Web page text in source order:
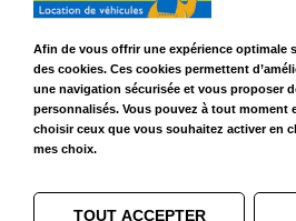
Franchises & Assurances
Conditions Générales
Données personnelles
Mentions Légales
Cookies
Afin de vous offrir une expérience optimale
des cookies. Ces cookies permettent
une navigation sécurisée et vous proposer
personnalisés. Vous pouvez à tout moment
choisir ceux que vous souhaitez activer en
mes choix.
TOUT ACCEPTER